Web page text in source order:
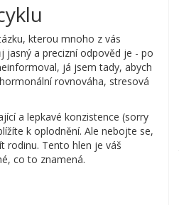
kterou mnoho z vás
jasný a precizní odpověd je - po
já jsem tady, abych
rovnováha, stresová
a lepkavé konzistence (sorry
k oplodnění. Ale nebojte se,
rodinu. Tento hlen je váš
co to znamená.